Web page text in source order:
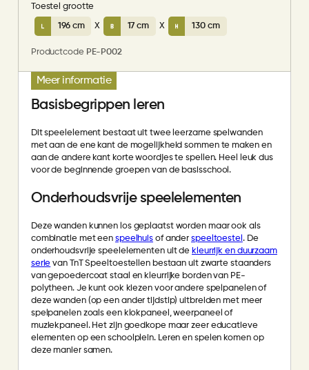
Toestel grootte
196 cm X 17 cm X 130 cm
Productcode PE-P002
Meer informatie
Basisbegrippen leren
Dit speelelement bestaat uit twee leerzame spelwanden
met aan de ene kant de mogelijkheid sommen te maken en
aan de andere kant korte woordjes te spellen. Heel leuk dus
voor de beginnende groepen van de basisschool.
Onderhoudsvrije speelelementen
Deze wanden kunnen los geplaatst worden maar ook als
combinatie met een speelhuis of anderspeeltoestel . De
onderhoudsvrije speelelementen uit de kleurrijk en duurzaam
serie van TnT Speeltoestellen bestaan uit zwarte staanders
van gepoedercoat staal en kleurrijke borden van PE-
polytheen. Je kunt ook kiezen voor andere spelpanelen of
deze wanden (op een ander tijdstip) uitbreiden met meer
spelpanelen zoals een klokpaneel, weerpaneel of
muziekpaneel. Het zijn goedkope maar zeer educatieve
elementen op een schoolplein. Leren en spelen komen op
deze manier samen.